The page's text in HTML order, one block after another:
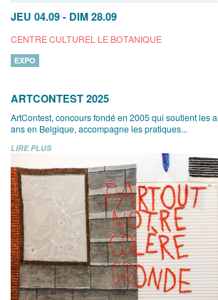
JEU 04.09 - DIM 28.09
CENTRE CULTUREL LE BOTANIQUE
EXPO
ARTCONTEST 2025
ArtContest, concours fondé en 2005 qui soutient les
ans en Belgique, accompagne les pratiques...
LIRE PLUS